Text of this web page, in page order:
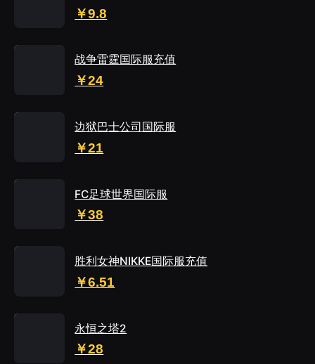
￥9.8
战争雷霆国际服充值
￥24
边狱巴士公司国际服
￥21
FC足球世界国际服
￥38
胜利女神NIKKE国际服充值
￥6.51
永恒之塔2
￥28